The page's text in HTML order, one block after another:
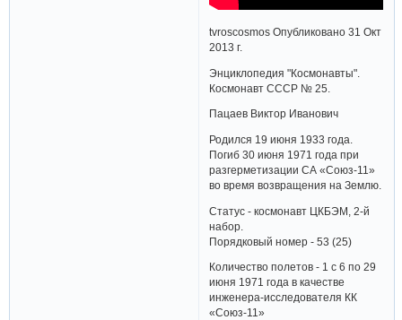
tvroscosmos Опубликовано 31 Окт
2013 г.
Энциклопедия "Космонавты".
Космонавт СССР № 25.
Пацаев Виктор Иванович
Родился 19 июня 1933 года.
Погиб 30 июня 1971 года при
разгерметизации СА «Союз-11»
во время возвращения на Землю.
Статус - космонавт ЦКБЭМ, 2-й
набор.
Порядковый номер - 53 (25)
Количество полетов - 1 с 6 по 29
июня 1971 года в качестве
инженера-исследователя КК
«Союз-11»